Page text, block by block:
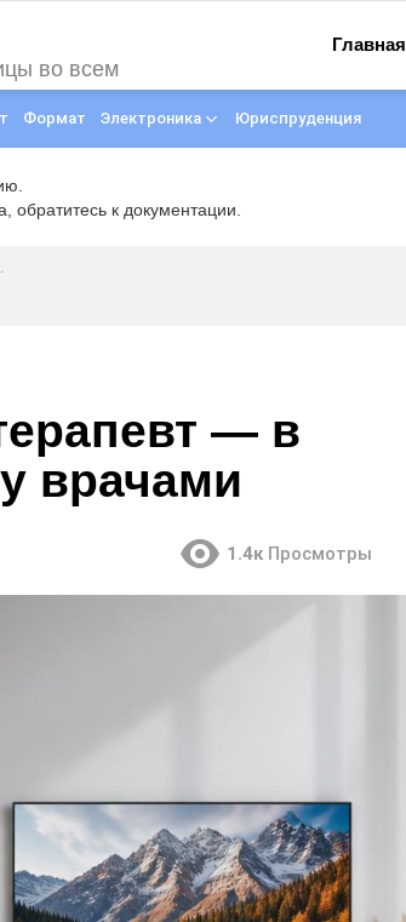
во всем
Главная
Формат Электроника Юриспруденция
к документации.
— в
врачами
1.4к Просмотры